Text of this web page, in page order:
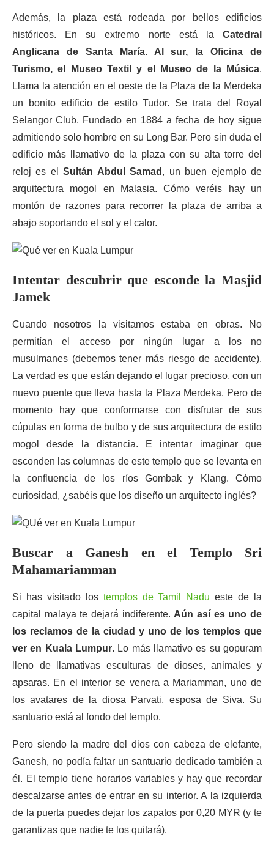
Además, la plaza está rodeada por bellos edificios
históricos. En su extremo norte está la Catedral
Anglicana de Santa María. Al sur, la Oficina de
Turismo, el Museo Textil y el Museo de la Música.
Llama la atención en el oeste de la Plaza de la Merdeka
un bonito edificio de estilo Tudor. Se trata del Royal
Selangor Club. Fundado en 1884 a fecha de hoy sigue
admitiendo solo hombre en su Long Bar. Pero sin duda el
edificio más llamativo de la plaza con su alta torre del
reloj es elSultán Abdul Samad , un buen ejemplo de
arquitectura mogol en Malasia. Cómo veréis hay un
montón de razones para recorrer la plaza de arriba a
abajo soportando el sol y el calor.
Intentar descubrir que esconde la Masjid
Jamek
Cuando nosotros la visitamos estaba en obras. No
permitían el acceso por ningún lugar a los no
musulmanes (debemos tener más riesgo de accidente).
La verdad es que están dejando el lugar precioso, con un
nuevo puente que lleva hasta la Plaza Merdeka. Pero de
momento hay que conformarse con disfrutar de sus
cúpulas en forma de bulbo y de sus arquitectura de estilo
mogol desde la distancia. E intentar imaginar que
esconden las columnas de este templo que se levanta en
la confluencia de los ríos Gombak y Klang. Cómo
curiosidad, ¿sabéis que los diseño un arquitecto inglés?
Buscar a Ganesh en el Templo Sri
Mahamariamman
Si has visitado los templos de Tamil Nadu este de la
capital malaya te dejará indiferente. Aún así es uno de
los reclamos de la ciudad y uno de los templos que
ver en Kuala Lumpur. Lo más llamativo es su gopuram
lleno de llamativas esculturas de dioses, animales y
apsaras. En el interior se venera a Mariamman, uno de
los avatares de la diosa Parvati, esposa de Siva. Su
santuario está al fondo del templo.
Pero siendo la madre del dios con cabeza de elefante,
Ganesh, no podía faltar un santuario dedicado también a
él. El templo tiene horarios variables y hay que recordar
descalzarse antes de entrar en su interior. A la izquierda
de la puerta puedes dejar los zapatos por 0,20 MYR (y te
garantizas que nadie te los quitará).